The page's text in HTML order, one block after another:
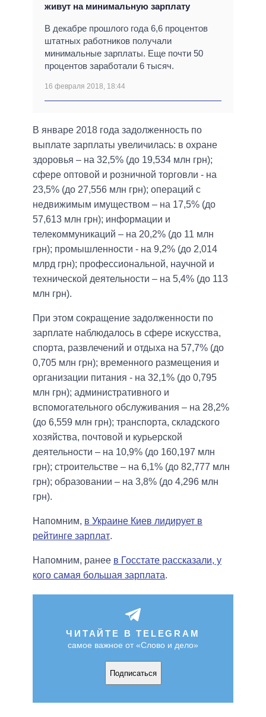
живут на минимальную зарплату
В декабре прошлого года 6,6 процентов
штатных работников получали
минимальные зарплаты. Еще почти 50
процентов заработали 6 тысяч.
16 февраля 2018, 18:44
В январе 2018 года задолженность по
выплате зарплаты увеличилась: в охране
здоровья – на 32,5% (до 19,534 млн грн);
сфере оптовой и розничной торговли - на
23,5% (до 27,556 млн грн); операций с
недвижимым имуществом – на 17,5% (до
57,613 млн грн); информации и
телекоммуникаций – на 20,2% (до 11 млн
грн); промышленности - на 9,2% (до 2,014
млрд грн); профессиональной, научной и
технической деятельности – на 5,4% (до 113
млн грн).
При этом сокращение задолженности по
зарплате наблюдалось в сфере искусства,
спорта, развлечений и отдыха на 57,7% (до
0,705 млн грн); временного размещения и
организации питания - на 32,1% (до 0,795
млн грн); административного и
вспомогательного обслуживания – на 28,2%
(до 6,559 млн грн); транспорта, складского
хозяйства, почтовой и курьерской
деятельности – на 10,9% (до 160,197 млн
грн); строительстве – на 6,1% (до 82,777 млн
грн); образовании – на 3,8% (до 4,296 млн
грн).
Напомним, в Украине Киев лидирует в
рейтинге зарплат.
Напомним, ранее в Госстате рассказали, у
кого самая большая зарплата.
ЧИТАЙТЕ В TELEGRAM
самое важное от «Слово и дело»
Подписаться